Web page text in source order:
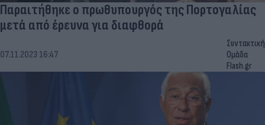
Παραιτήθηκε ο πρωθυπουργός της Πορτογαλίας
μετά από έρευνα για διαφθορά
07.11.2023 16:47
Συντακτική
Ομάδα
Flash.gr